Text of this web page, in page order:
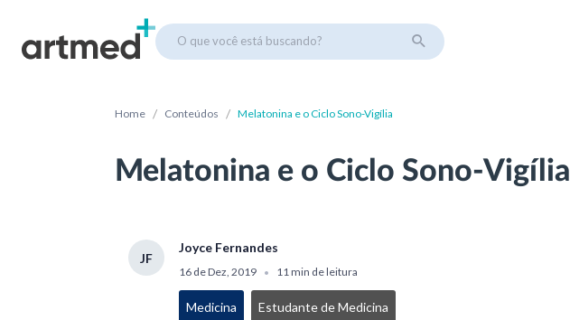
O que você está buscando?
Home / Conteúdos / Melatonina e o Ciclo Sono-Vigília
Melatonina e o Ciclo Sono-Vigília
JF
Joyce Fernandes
16 de Dez, 2019 • 11 min de leitura
Medicina Estudante de Medicina